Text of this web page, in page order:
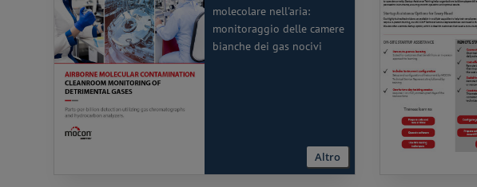
molecolare nell'aria:
monitoraggio delle camere
bianche dei gas nocivi
Altro